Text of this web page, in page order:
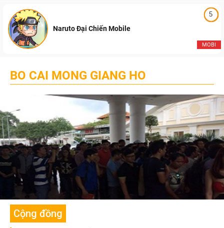
5
MOBI
Naruto Đại Chiến Mobile
BO CAI MONG GIANG HO
Cộng đồng